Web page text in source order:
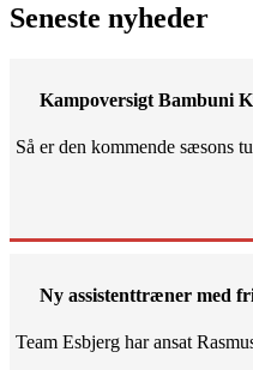
Seneste nyheder
Kampoversigt Bambuni
Så er den kommende sæsons
Ny assistenttræner med
Team Esbjerg har ansat